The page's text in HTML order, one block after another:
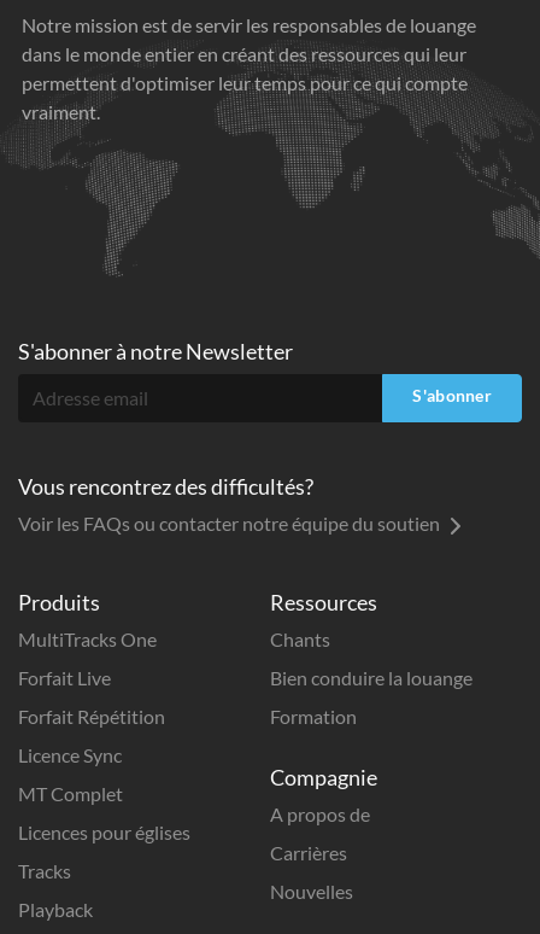
Notre mission est de servir les responsables de louange
dans le monde entier en créant des ressources qui leur
permettent d'optimiser leur temps pour ce qui compte
vraiment.
Produits
MultiTracks One
Forfait Live
Forfait Répétition
Licence Sync
MT Complet
Licences pour églises
Tracks
Playback
Ressources
Chants
Bien conduire la louange
Formation
Compagnie
A propos de
Carrières
Nouvelles
S'abonner à notre Newsletter
S'abonner
Vous rencontrez des difficultés?
Voir les FAQs ou contacter notre équipe du soutien